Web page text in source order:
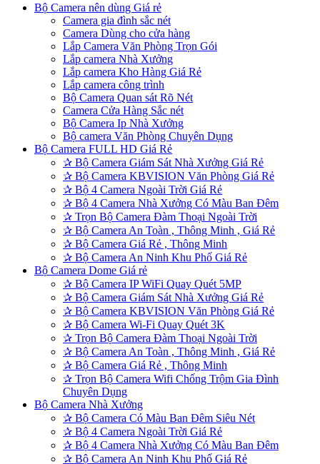
Bộ Camera nên dùng Giá rẻ
Camera gia đình sắc nét
Camera Dùng cho cửa hàng
Lắp Camera Văn Phòng Trọn Gói
Lắp camera Nhà Xưởng
Lắp camera Kho Hàng Giá Rẻ
Lắp camera công trình
Bộ Camera Quan sát Rõ Nét
Camera Cửa Hàng Sắc nét
Bộ Camera Ip Nhà Xưởng
Bộ camera Văn Phòng Chuyên Dụng
Bộ Camera FULL HD Giá Rẻ
✰ Bộ Camera Giám Sát Nhà Xưởng Giá Rẻ
✰ Bộ Camera KBVISION Văn Phòng Giá Rẻ
✰ Bộ 4 Camera Ngoài Trời Giá Rẻ
✰ Bộ 4 Camera Nhà Xưởng Có Màu Ban Đêm
✰ Trọn Bộ Camera Đàm Thoại Ngoài Trời
✰ Bộ Camera An Toàn , Thông Minh , Giá Rẻ
✰ Bộ Camera Giá Rẻ , Thông Minh
✰ Bộ Camera An Ninh Khu Phố Giá Rẻ
Bộ Camera Dome Giá rẻ
✰ Bộ Camera IP WiFi Quay Quét 5MP
✰ Bộ Camera Giám Sát Nhà Xưởng Giá Rẻ
✰ Bộ Camera KBVISION Văn Phòng Giá Rẻ
✰ Bộ Camera Wi-Fi Quay Quét 3K
✰ Trọn Bộ Camera Đàm Thoại Ngoài Trời
✰ Bộ Camera An Toàn , Thông Minh , Giá Rẻ
✰ Bộ Camera Giá Rẻ , Thông Minh
✰ Trọn Bộ Camera Wifi Chống Trộm Gia Đình
Chuyên Dụng
Bộ Camera Nhà Xưởng
✰ Bộ Camera Có Màu Ban Đêm Siêu Nét
✰ Bộ 4 Camera Ngoài Trời Giá Rẻ
✰ Bộ 4 Camera Nhà Xưởng Có Màu Ban Đêm
✰ Bộ Camera An Ninh Khu Phố Giá Rẻ